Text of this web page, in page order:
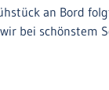
an Bord
bei schönstem